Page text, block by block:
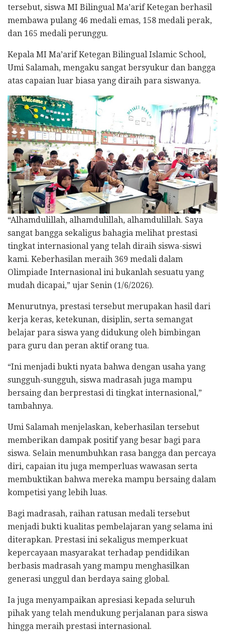
tersebut, siswa MI Bilingual Ma’arif Ketegan berhasil
membawa pulang 46 medali emas, 158 medali perak,
dan 165 medali perunggu.
Kepala MI Ma’arif Ketegan Bilingual Islamic School,
Umi Salamah, mengaku sangat bersyukur dan bangga
atas capaian luar biasa yang diraih para siswanya.
“Alhamdulillah, alhamdulillah, alhamdulillah. Saya
sangat bangga sekaligus bahagia melihat prestasi
tingkat internasional yang telah diraih siswa-siswi
kami. Keberhasilan meraih 369 medali dalam
Olimpiade Internasional ini bukanlah sesuatu yang
mudah dicapai,” ujar Senin (1/6/2026).
Menurutnya, prestasi tersebut merupakan hasil dari
kerja keras, ketekunan, disiplin, serta semangat
belajar para siswa yang didukung oleh bimbingan
para guru dan peran aktif orang tua.
“Ini menjadi bukti nyata bahwa dengan usaha yang
sungguh-sungguh, siswa madrasah juga mampu
bersaing dan berprestasi di tingkat internasional,”
tambahnya.
Umi Salamah menjelaskan, keberhasilan tersebut
memberikan dampak positif yang besar bagi para
siswa. Selain menumbuhkan rasa bangga dan percaya
diri, capaian itu juga memperluas wawasan serta
membuktikan bahwa mereka mampu bersaing dalam
kompetisi yang lebih luas.
Bagi madrasah, raihan ratusan medali tersebut
menjadi bukti kualitas pembelajaran yang selama ini
diterapkan. Prestasi ini sekaligus memperkuat
kepercayaan masyarakat terhadap pendidikan
berbasis madrasah yang mampu menghasilkan
generasi unggul dan berdaya saing global.
Ia juga menyampaikan apresiasi kepada seluruh
pihak yang telah mendukung perjalanan para siswa
hingga meraih prestasi internasional.